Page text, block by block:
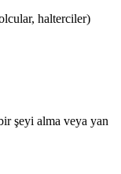
halterciler)
şeyi alma veya yan